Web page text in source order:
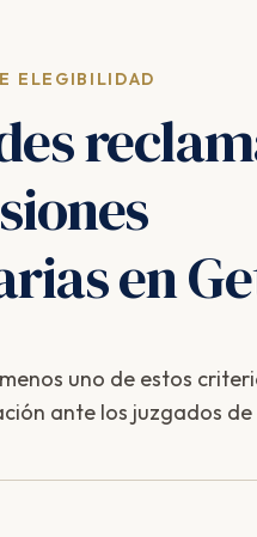
ELEGIBILIDAD
en
uno de estos
ante los juzgados